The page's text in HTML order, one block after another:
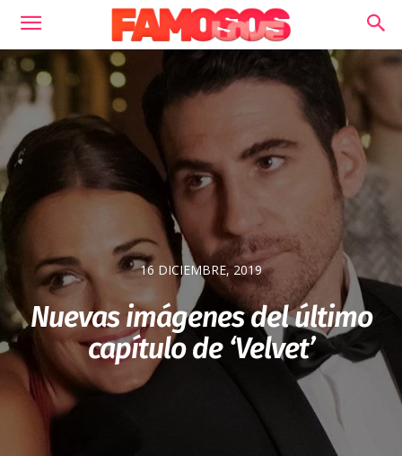
16 DICIEMBRE, 2019
Nuevas imágenes del último
capítulo de ‘Velvet’